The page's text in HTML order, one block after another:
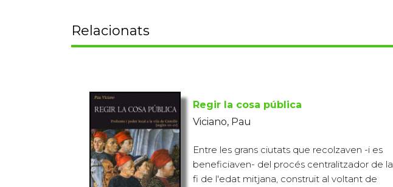
Relacionats
Regir la cosa pública
Viciano, Pau
Entre les grans ciutats que recolzaven -i es
beneficiaven- del procés centralitzador de la
fi de l'edat mitjana, construït al voltant de